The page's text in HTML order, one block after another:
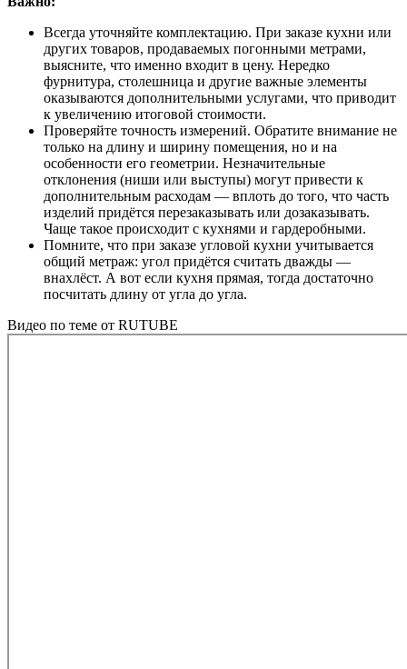
Всегда уточняйте комплектацию. При заказе кухни или
других товаров, продаваемых погонными метрами,
выясните, что именно входит в цену. Нередко
фурнитура, столешница и другие важные элементы
оказываются дополнительными услугами, что приводит
к увеличению итоговой стоимости.
Проверяйте точность измерений. Обратите внимание не
только на длину и ширину помещения, но и на
особенности его геометрии. Незначительные
отклонения (ниши или выступы) могут привести к
дополнительным расходам — вплоть до того, что часть
изделий придётся перезаказывать или дозаказывать.
Чаще такое происходит с кухнями и гардеробными.
Помните, что при заказе угловой кухни учитывается
общий метраж: угол придётся считать дважды —
внахлёст. А вот если кухня прямая, тогда достаточно
посчитать длину от угла до угла.
Видео по теме от RUTUBE